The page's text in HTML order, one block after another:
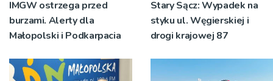
IMGW ostrzega przed
burzami. Alerty dla
Małopolski i Podkarpacia
Stary Sącz: Wypadek na
styku ul. Węgierskiej i
drogi krajowej 87